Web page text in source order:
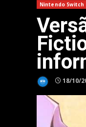
Nintendo Switch
18/10/